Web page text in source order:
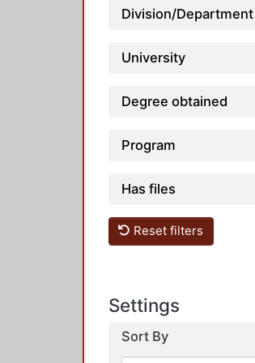
Division/Department
University
Degree obtained
Program
Has files
Reset filters
Settings
Sort By